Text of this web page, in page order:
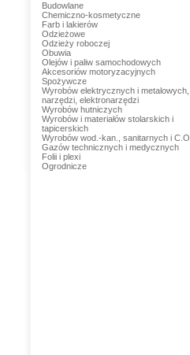
Budowlane
Chemiczno-kosmetyczne
Farb i lakierów
Odzieżowe
Odzieży roboczej
Obuwia
Olejów i paliw samochodowych
Akcesoriów motoryzacyjnych
Spożywcze
Wyrobów elektrycznych i metalowych,
narzędzi, elektronarzędzi
Wyrobów hutniczych
Wyrobów i materiałów stolarskich i
tapicerskich
Wyrobów wod.-kan., sanitarnych i C.O.
Gazów technicznych i medycznych
Folii i plexi
Ogrodnicze